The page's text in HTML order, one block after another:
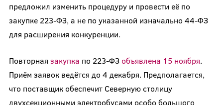
предложил изменить процедуру и провести её по
закупке 223-ФЗ, а не по указанной изначально 44-ФЗ
для расширения конкуренции.
Повторная закупка по 223-ФЗ объявлена 15 ноября.
Приём заявок ведётся до 4 декабря. Предполагается,
что поставщик обеспечит Северную столицу
двухсекционными электробусами особо большого